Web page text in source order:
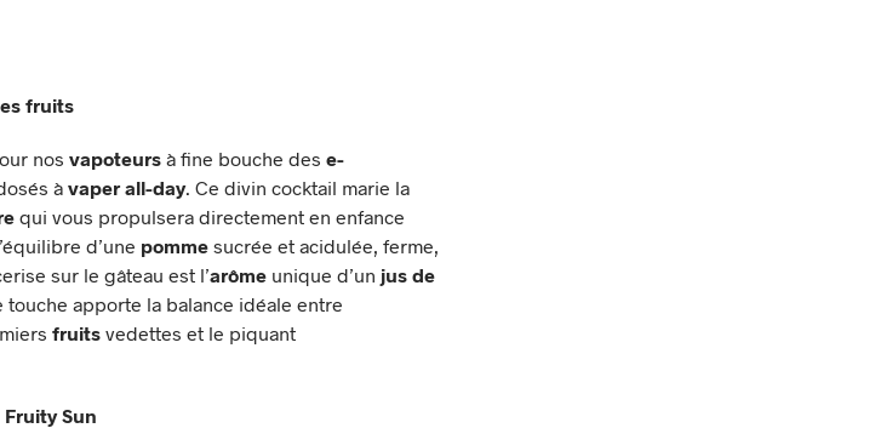
fruits
nos vapoteurs à fine bouche des e-
à vaper all-day. Ce divin cocktail marie la
qui vous propulsera directement en enfance
d’une pomme sucrée et acidulée, ferme,
sur le gâteau est l’arôme unique d’un jus de
touche apporte la balance idéale entre
fruits vedettes et le piquant
Sun